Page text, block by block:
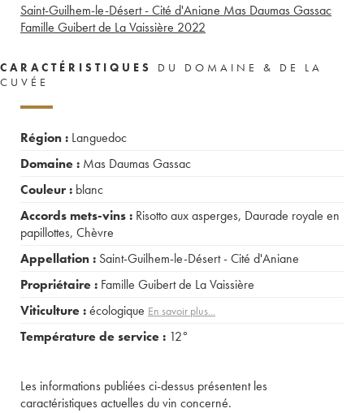
Saint-Guilhem-le-Désert - Cité d'Aniane Mas Daumas Gassac
Famille Guibert de La Vaissière 2022
CARACTÉRISTIQUES
DU DOMAINE & DE LA
CUVÉE
Région : Languedoc
Domaine : Mas Daumas Gassac
Couleur : blanc
Accords mets-vins : Risotto aux asperges, Daurade royale en
papillottes, Chèvre
Appellation : Saint-Guilhem-le-Désert - Cité d'Aniane
Propriétaire : Famille Guibert de La Vaissière
Viticulture :écologique En savoir plus...
Température de service : 12°
Les informations publiées ci-dessus présentent les
caractéristiques actuelles du vin concerné.